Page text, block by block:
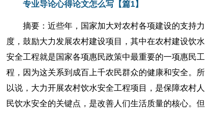
专业导论心得论文怎么写【篇1】
摘要：近些年，国家加大对农村各项建设的支持力
度，鼓励大力发展农村建设项目，其中在农村建设饮水
安全工程就是国家各项惠民政策中最重要的一项惠民工
程，因为这关系到成百上千农民群众的健康和安全。所
以说，大力开展农村饮水安全工程项目，是保障农村人
民饮水安全的关键点，是改善人们生活质量的核心。但